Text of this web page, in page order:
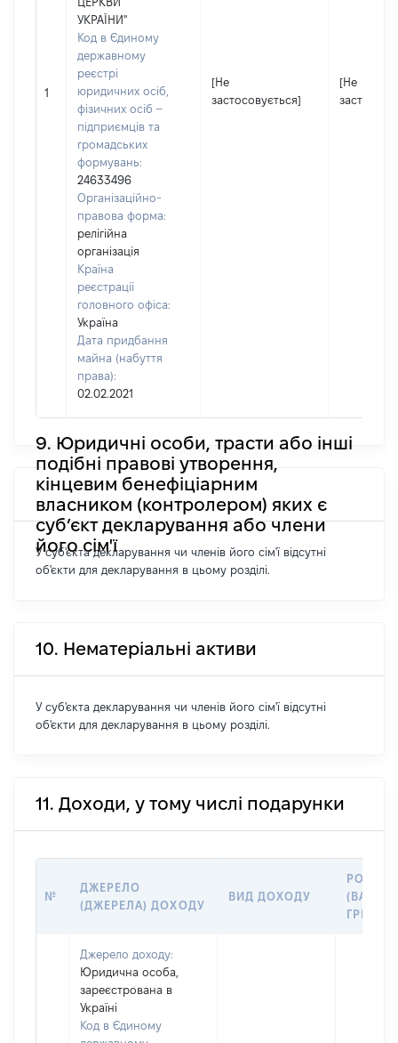
1
УКРАЇНИ"
Код в Єдиному
державному
реєстрі
юридичних осіб,
фізичних осіб –
підприємців та
громадських
формувань:
24633496
Організаційно-
правова форма:
релігійна
організація
Країна
реєстрації
головного офіса:
Україна
Дата придбання
майна (набуття
права):
02.02.2021
[Не
застосовується]
[Не
9. Юридичні особи, трасти або інші
подібні правові утворення,
кінцевим бенефіціарним
власником (контролером) яких є
суб’єкт декларування або члени
його сім'ї
У суб'єкта декларування чи членів його сім'ї відсутні
об'єкти для декларування в цьому розділі.
10. Нематеріальні активи
У суб'єкта декларування чи членів його сім'ї відсутні
об'єкти для декларування в цьому розділі.
11. Доходи, у тому числі подарунки
№
ДЖЕРЕЛО
(ДЖЕРЕЛА) ДОХОДУ
ВИД ДОХОДУ
РОЗМІР
ГРН
Джерело доходу:
Юридична особа,
зареєстрована в
Україні
Код в Єдиному